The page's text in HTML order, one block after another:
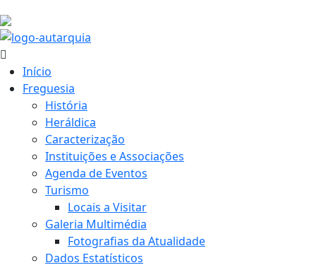
Início
Freguesia
História
Heráldica
Caracterização
Instituições e Associações
Agenda de Eventos
Turismo
Locais a Visitar
Galeria Multimédia
Fotografias da Atualidade
Dados Estatísticos